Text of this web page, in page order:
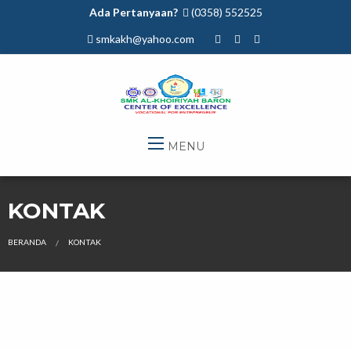
Ada Pertanyaan? (0358) 552525
smkakh@yahoo.com
MENU
KONTAK
BERANDA KONTAK